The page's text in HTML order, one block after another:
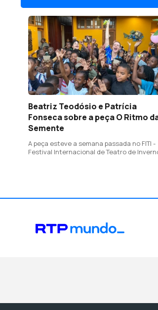
Beatriz Teodósio e Patrícia
Fonseca sobre a peça O Ritmo
Semente
A peça esteve a semana passada no FITI -
Festival Internacional de Teatro de